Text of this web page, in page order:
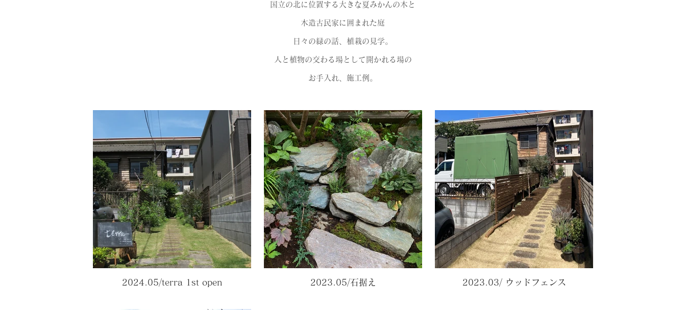
国立の北に位置する大きな夏みかんの木と
木造古民家に囲まれた庭
日々の緑の話、植栽の見学。
人と植物の交わる場として開かれる場の
お手入れ、施工例。
2024.05/terra 1st open 2023.05/石据え 2023.03/ ウッドフェンス